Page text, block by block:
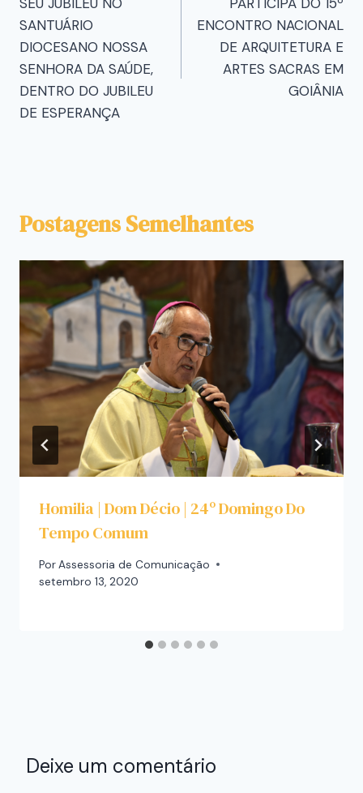
SANTUÁRIO
DIOCESANO NOSSA
SENHORA DA SAÚDE,
DENTRO DO JUBILEU
DE ESPERANÇA
ENCONTRO NACIONAL
DE ARQUITETURA E
ARTES SACRAS EM
GOIÂNIA
Postagens Semelhantes
Homilia | Dom Décio | 24º Domingo Do
Tempo Comum
PorAssessoria de Comunicação
setembro 13, 2020
Deixe um comentário